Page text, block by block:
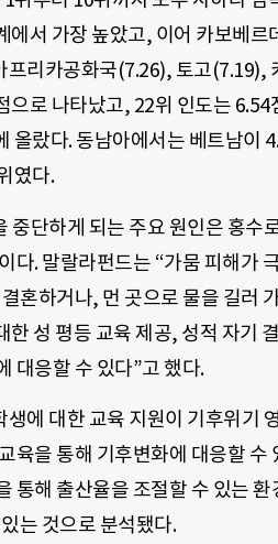
에서 가장 높았고, 이어 카보베
프리카공화국(7.26), 토고(7.19),
으로 나타났고, 22위 인도는
올랐다. 동남아에서는 베트남이
였다.
중단하게 되는 주요 원인은 홍수
다. 말랄라펀드는 “가뭄 피해가
혼하거나, 먼 곳으로 물을 길러
한 성 평등 교육 제공, 성적 자기
대응할 수 있다”고 했다.
에 대한 교육 지원이 기후위기
육을 통해 기후변화에 대응할
통해 출산율을 조절할 수 있는
는 것으로 분석됐다.